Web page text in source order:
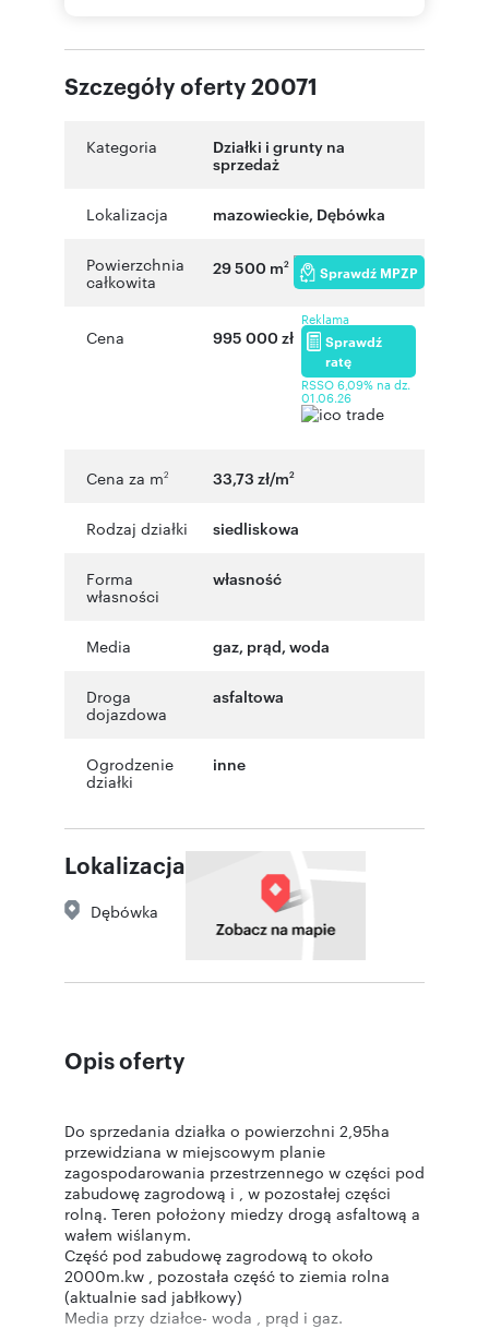
Szczegóły oferty 20071
Kategoria
Działki i grunty na
sprzedaż
Lokalizacja mazowieckie, Dębówka
Powierzchnia
całkowita
29 500 m2 Sprawdź MPZP
Cena 995 000 zł
Reklama
Sprawdź
ratę
RSSO 6,09% na dz.
01.06.26
Cena za m2 33,73 zł/m2
Rodzaj działki siedliskowa
Forma
własności
własność
Media gaz, prąd, woda
Droga
dojazdowa
asfaltowa
Ogrodzenie
działki
inne
Lokalizacja
Dębówka
Opis oferty
Do sprzedania działka o powierzchni 2,95ha
przewidziana w miejscowym planie
zagospodarowania przestrzennego w części pod
zabudowę zagrodową i , w pozostałej części
rolną. Teren położony miedzy drogą asfaltową a
wałem wiślanym.
Część pod zabudowę zagrodową to około
2000m.kw , pozostała część to ziemia rolna
(aktualnie sad jabłkowy)
Media przy działce- woda , prąd i gaz.